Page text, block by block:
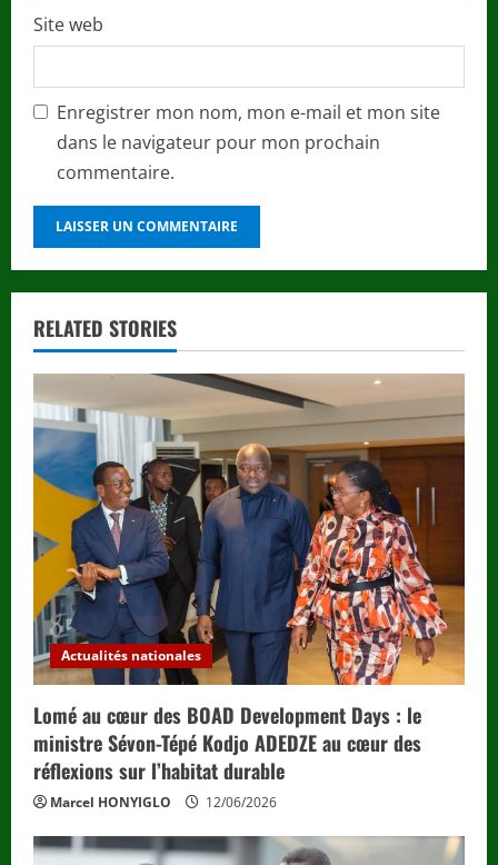
Site web
Enregistrer mon nom, mon e-mail et mon site
dans le navigateur pour mon prochain
commentaire.
RELATED STORIES
Actualités nationales
Lomé au cœur des BOAD Development Days : le
ministre Sévon-Tépé Kodjo ADEDZE au cœur des
réflexions sur l’habitat durable
Marcel HONYIGLO 12/06/2026